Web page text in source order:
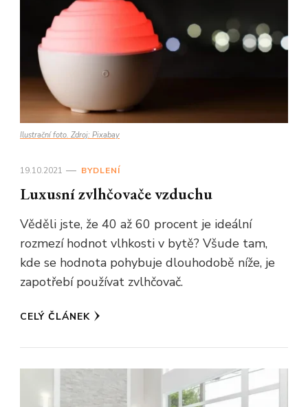
Ilustrační foto. Zdroj: Pixabay
19.10.2021 BYDLENÍ
Luxusní zvlhčovače vzduchu
Věděli jste, že 40 až 60 procent je ideální
rozmezí hodnot vlhkosti v bytě? Všude tam,
kde se hodnota pohybuje dlouhodobě níže, je
zapotřebí používat zvlhčovač.
CELÝ ČLÁNEK